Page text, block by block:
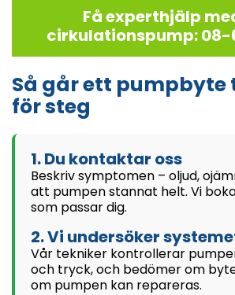
Få experthjälp
cirkulationspump: 08-
Så går ett pumpbyte
för steg
1. Du kontaktar oss
Beskriv symptomen – oljud,
att pumpen stannat helt. Vi
som passar dig.
2. Vi undersöker
Vår tekniker kontrollerar
och tryck, och bedömer om
om pumpen kan repareras.